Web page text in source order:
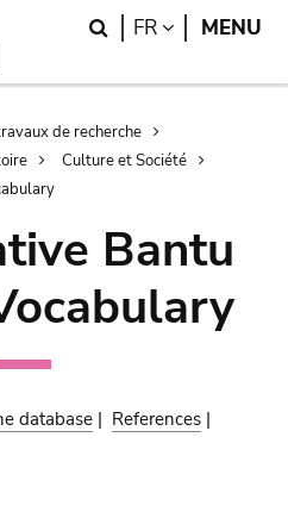
Search
FR LANGUAGE
MENU
de recherche
Culture et Société
Bantu
database | References |